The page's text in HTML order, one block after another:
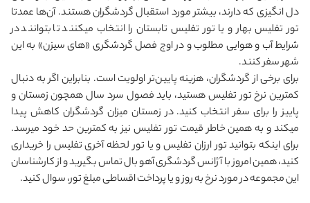
دل انگیزی که دارند، بیشتر مورد استقبال گردشگران هستند. آن‌ها عمدتا
تور تفلیس بهار و یا تور تفلیس تابستان را انتخاب می‎کنند تا بتوانند در
شرایط آب و هوایی مطلوب و در اوج فصل گردشگری «های سیزن» به این
شهر سفر کنند.
برای برخی از گردشگران، هزینه پایین‌تر اولویت است. بنابراین اگر به دنبال
کمترین نرخ تور تفلیس هستید، باید فصول سرد سال همچون زمستان و
پاییز را برای سفر انتخاب کنید. در زمستان میزان گردشگران کاهش پیدا
می‎کند و به همین خاطر قیمت تور تفلیس نیز به کمترین حد خود می‎رسد.
برای اینکه بتوانید تور ارزان تفلیس و یا تور لحظه آخری تفلیس را خریداری
کنید، همین امروز با آژانس گردشگری آهو بال تماس بگیرید و از کارشناسان
این مجموعه در مورد نرخ به روز و یا پرداخت اقساطی مبلغ تور، سوال کنید.